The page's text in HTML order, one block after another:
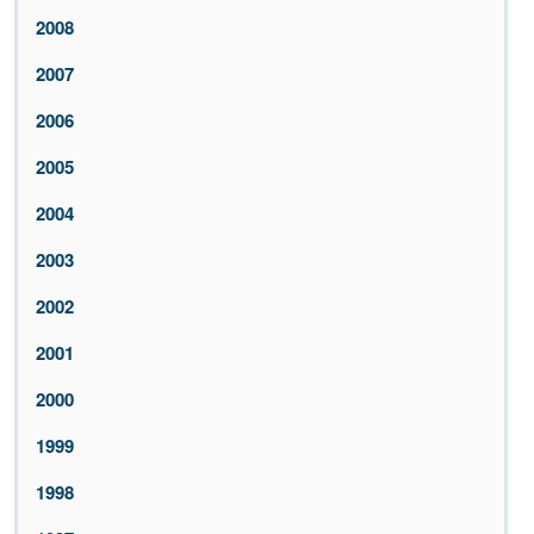
2008
2007
2006
2005
2004
2003
2002
2001
2000
1999
1998